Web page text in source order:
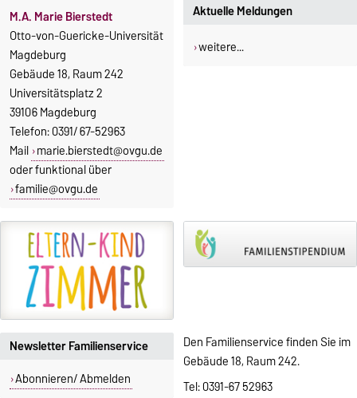
M.A. Marie Bierstedt
Otto-von-Guericke-Universität
Magdeburg
Gebäude 18, Raum 242
Universitätsplatz 2
39106 Magdeburg
Telefon: 0391/ 67-52963
Mail marie.bierstedt@ovgu.de
oder funktional über
familie@ovgu.de
Aktuelle Meldungen
weitere...
Newsletter Familienservice
Abonnieren/ Abmelden
Den Familienservice finden Sie im
Gebäude 18, Raum 242.
Tel: 0391-67 52963